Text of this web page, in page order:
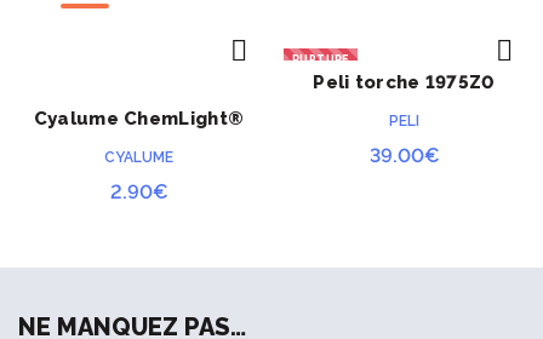
Cyalume ChemLight®
CYALUME
2.90€
RUPTURE
ACHETER
Peli torche 1975Z0
PELI
39.00€
NE MANQUEZ PAS…